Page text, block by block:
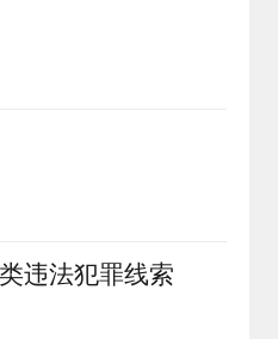
违法犯罪线索